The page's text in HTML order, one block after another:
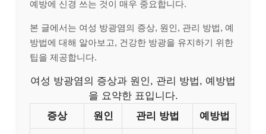
예방에 신경 쓰는 것이 매우 중요합니다.
본 글에서는 여성 방광염의 증상, 원인, 관리 방법, 예
방법에 대해 알아보고, 건강한 방광을 유지하기 위한
팁을 제공합니다.
여성 방광염의 증상과 원인, 관리 방법, 예방법
을 요약한 표입니다.
증상
원인 관리 방법 예방법